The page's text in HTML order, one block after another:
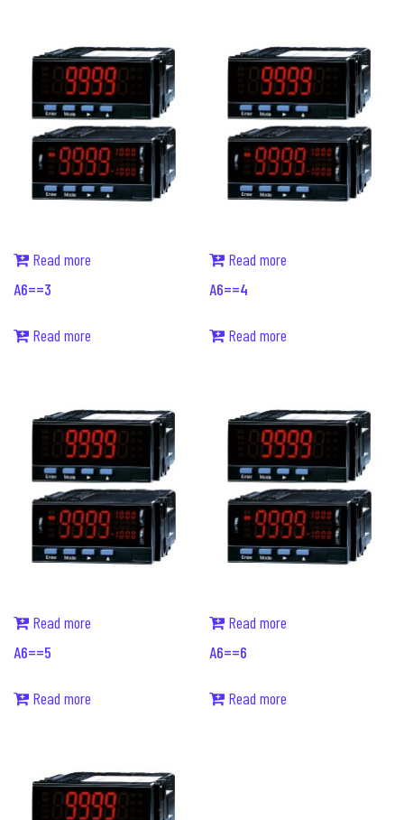
Read more
A6==3
Read more
Read more
A6==4
Read more
Read more
A6==5
Read more
Read more
A6==6
Read more